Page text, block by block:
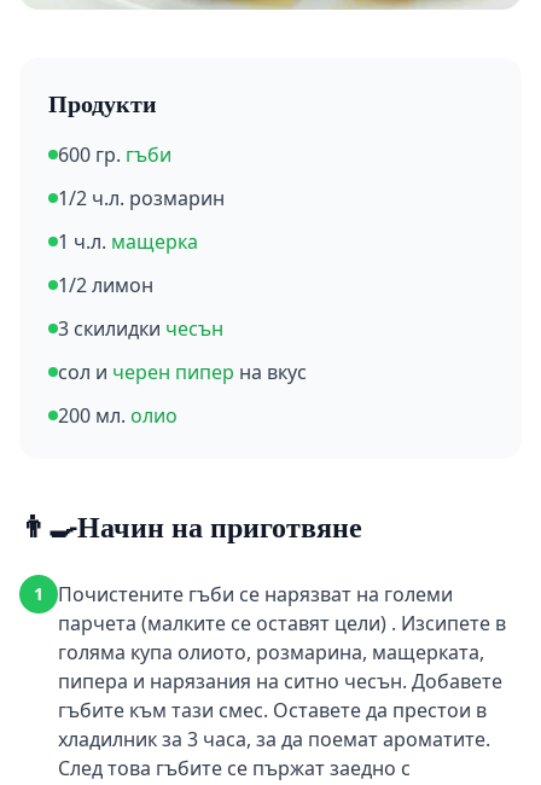
Продукти
600 гр. гъби
1/2 ч.л. розмарин
1 ч.л. мащерка
1/2 лимон
3 скилидки чесън
сол и черен пипер на вкус
200 мл. олио
👨‍🍳Начин на приготвяне
1
Почистените гъби се нарязват на големи
парчета (малките се оставят цели) . Изсипете в
голяма купа олиото, розмарина, мащерката,
пипера и нарязания на ситно чесън. Добавете
гъбите към тази смес. Оставете да престои в
хладилник за 3 часа, за да поемат ароматите.
След това гъбите се пържат заедно с